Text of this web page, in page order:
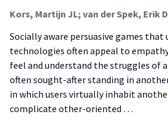
Socially aware persuasive games that
technologies often appeal to
feel and understand the struggles of
often sought-after standing in
in which users virtually inhabit
complicate other-oriented …